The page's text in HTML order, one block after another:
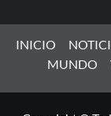
INICIO
MUNDO